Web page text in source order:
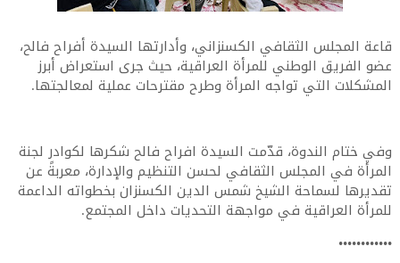
قاعة المجلس الثقافي الكسنزاني، وأدارتها السيدة أفراح فالح،
عضو الفريق الوطني للمرأة العراقية، حيث جرى استعراض أبرز
المشكلات التي تواجه المرأة وطرح مقترحات عملية لمعالجتها.
وفي ختام الندوة، قدّمت السيدة افراح فالح شكرها لكوادر لجنة
المرأة في المجلس الثقافي لحسن التنظيم والإدارة، معربةً عن
تقديرها لسماحة الشيخ شمس الدين الكسنزان بخطواته الداعمة
للمرأة العراقية في مواجهة التحديات داخل المجتمع.
••••••••••••